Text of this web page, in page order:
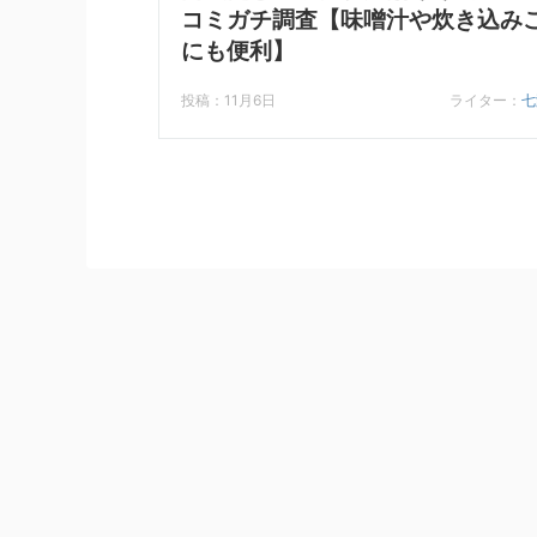
コミガチ調査【味噌汁や炊き込み
にも便利】
投稿：11月6日 ライター：